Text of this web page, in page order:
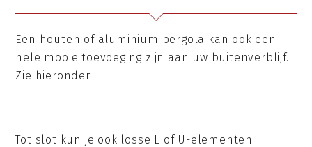
Een houten of aluminium pergola kan ook een
hele mooie toevoeging zijn aan uw buitenverblijf.
Zie hieronder.
Tot slot kun je ook losse L of U-elementen